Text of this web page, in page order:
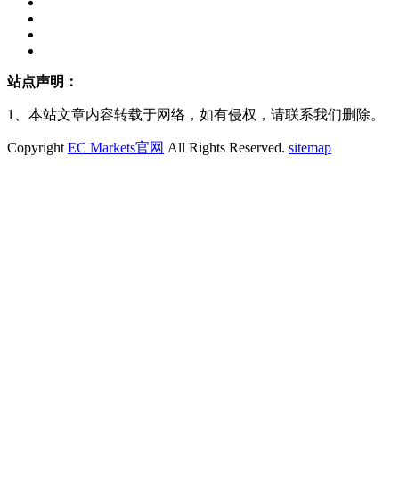
站点声明：
1、本站文章内容转载于网络，如有侵权，请联系我们删除。
Copyright EC Markets官网 All Rights Reserved. sitemap